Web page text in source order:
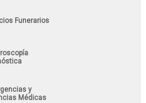
Funerarios
y
Médicas